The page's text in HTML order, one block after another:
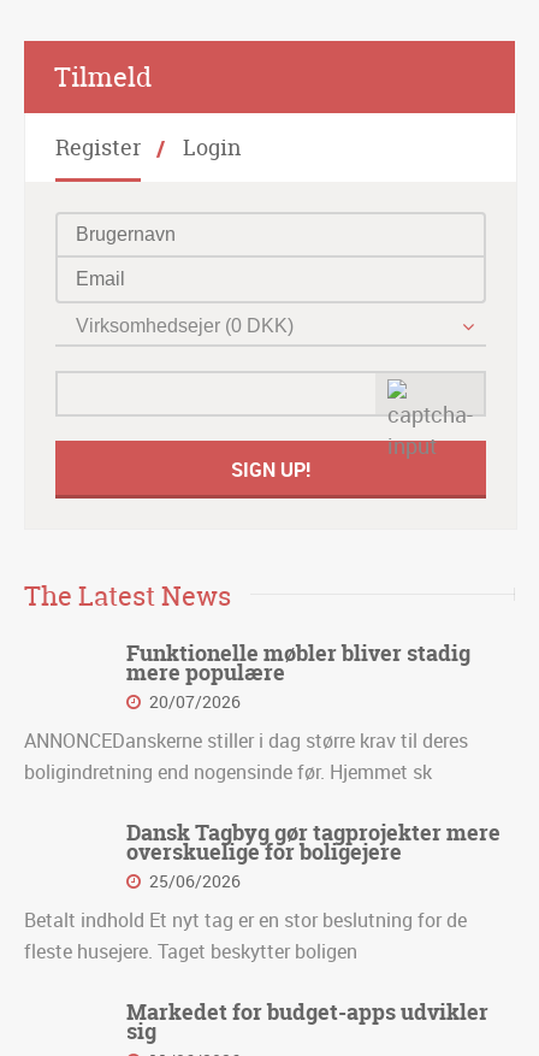
Tilmeld
Register Login
Virksomhedsejer (0 DKK)
The Latest News
Funktionelle møbler bliver stadig
mere populære
20/07/2026
ANNONCEDanskerne stiller i dag større krav til deres
boligindretning end nogensinde før. Hjemmet sk
Dansk Tagbyg gør tagprojekter mere
overskuelige for boligejere
25/06/2026
Betalt indhold Et nyt tag er en stor beslutning for de
fleste husejere. Taget beskytter boligen
Markedet for budget-apps udvikler
sig